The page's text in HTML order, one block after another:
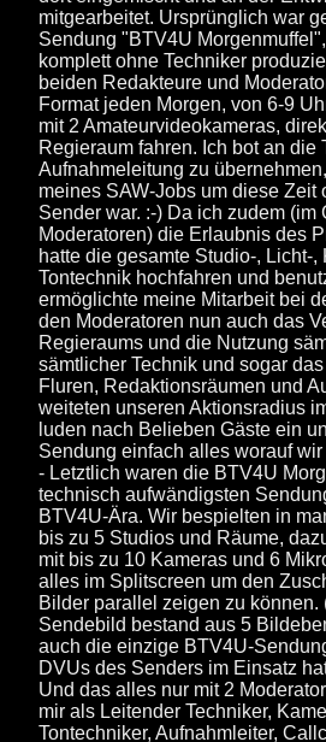
mitgearbeitet. Ursprünglich war
Sendung "BTV4U
komplett ohne Techniker
beiden Redakteure und
Format jeden Morgen, von 6-9
mit 2 Amateurvideokameras,
Regieraum fahren. Ich bot an die
Aufnahmeleitung zu
meines SAW-Jobs um diese Zeit
Sender war. :-) Da ich zudem (im
Moderatoren) die Erlaubnis des
hatte die gesamte Studio-, Licht-,
Tontechnik hochfahren und
ermöglichte meine Mitarbeit bei
den Moderatoren nun auch das
Regieraums und die Nutzung
sämtlicher Technik und sogar
Fluren, Redaktionsräumen und
weiteten unseren Aktionsradius
luden nach Belieben Gäste ein
Sendung einfach alles worauf
- Letztlich waren die BTV4U
technisch aufwändigsten
BTV4U-Ära. Wir bespielten in
bis zu 5 Studios und Räume,
mit bis zu 10 Kameras und 6
alles im Splitscreen um den
Bilder parallel zeigen zu können.
Sendebild bestand aus 5
auch die einzige BTV4U-
DVUs des Senders im Einsatz
Und das alles nur mit 2
mir als Leitender Techniker,
Tontechniker, Aufnahmleiter,